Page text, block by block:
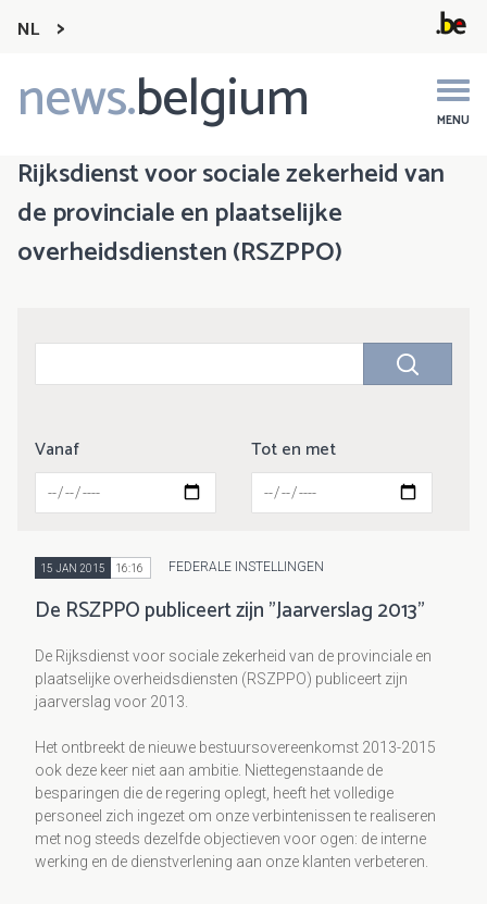
NL
news.belgium MENU
Main
navigation
Rijksdienst voor sociale zekerheid van
de provinciale en plaatselijke
overheidsdiensten (RSZPPO)
Vanaf Tot en met
15 JAN 2015 16:16 FEDERALE INSTELLINGEN
De RSZPPO publiceert zijn "Jaarverslag 2013"
De Rijksdienst voor sociale zekerheid van de provinciale en
plaatselijke overheidsdiensten (RSZPPO) publiceert zijn
jaarverslag voor 2013.
Het ontbreekt de nieuwe bestuursovereenkomst 2013-2015
ook deze keer niet aan ambitie. Niettegenstaande de
besparingen die de regering oplegt, heeft het volledige
personeel zich ingezet om onze verbintenissen te realiseren
met nog steeds dezelfde objectieven voor ogen: de interne
werking en de dienstverlening aan onze klanten verbeteren.